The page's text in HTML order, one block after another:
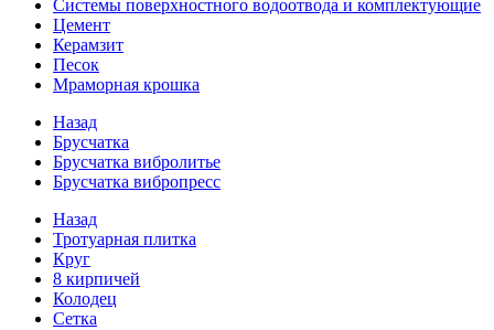
Системы поверхностного водоотвода и комплектующие
Цемент
Керамзит
Песок
Мраморная крошка
Назад
Брусчатка
Брусчатка вибролитье
Брусчатка вибропресс
Назад
Тротуарная плитка
Круг
8 кирпичей
Колодец
Сетка